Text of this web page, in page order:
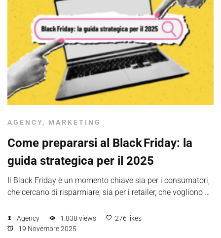
AGENCY, MARKETING
Come prepararsi al Black Friday: la
guida strategica per il 2025
Il Black Friday è un momento chiave sia per i consumatori,
che cercano di risparmiare, sia per i retailer, che vogliono …
Agency 1.838 views
276 likes
19 Novembre 2025